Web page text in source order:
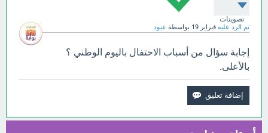
تصويتات
تم الرد عليه فبراير 19 بواسطة عبود
إجابة سؤال من أسباب الاحتفال باليوم الوطني ؟
بالأعلى.